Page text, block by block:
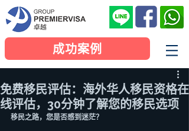
成功案例
免费移民评估：海外华人移民资格在
线评估，30分钟了解您的移民选项
移民之路，您是否感到迷茫？